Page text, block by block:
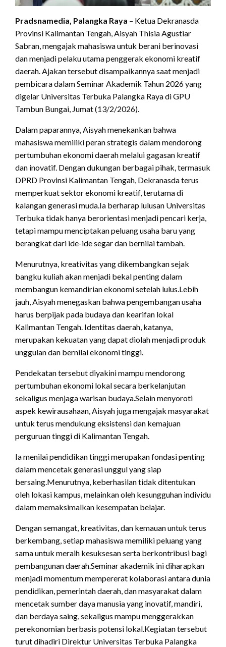
Pradsnamedia, Palangka Raya – Ketua Dekranasda
Provinsi Kalimantan Tengah, Aisyah Thisia Agustiar
Sabran, mengajak mahasiswa untuk berani berinovasi
dan menjadi pelaku utama penggerak ekonomi kreatif
daerah. Ajakan tersebut disampaikannya saat menjadi
pembicara dalam Seminar Akademik Tahun 2026 yang
digelar Universitas Terbuka Palangka Raya di GPU
Tambun Bungai, Jumat (13/2/2026).
Dalam paparannya, Aisyah menekankan bahwa
mahasiswa memiliki peran strategis dalam mendorong
pertumbuhan ekonomi daerah melalui gagasan kreatif
dan inovatif. Dengan dukungan berbagai pihak, termasuk
DPRD Provinsi Kalimantan Tengah, Dekranasda terus
memperkuat sektor ekonomi kreatif, terutama di
kalangan generasi muda.Ia berharap lulusan Universitas
Terbuka tidak hanya berorientasi menjadi pencari kerja,
tetapi mampu menciptakan peluang usaha baru yang
berangkat dari ide-ide segar dan bernilai tambah.
Menurutnya, kreativitas yang dikembangkan sejak
bangku kuliah akan menjadi bekal penting dalam
membangun kemandirian ekonomi setelah lulus.Lebih
jauh, Aisyah menegaskan bahwa pengembangan usaha
harus berpijak pada budaya dan kearifan lokal
Kalimantan Tengah. Identitas daerah, katanya,
merupakan kekuatan yang dapat diolah menjadi produk
unggulan dan bernilai ekonomi tinggi.
Pendekatan tersebut diyakini mampu mendorong
pertumbuhan ekonomi lokal secara berkelanjutan
sekaligus menjaga warisan budaya.Selain menyoroti
aspek kewirausahaan, Aisyah juga mengajak masyarakat
untuk terus mendukung eksistensi dan kemajuan
perguruan tinggi di Kalimantan Tengah.
Ia menilai pendidikan tinggi merupakan fondasi penting
dalam mencetak generasi unggul yang siap
bersaing.Menurutnya, keberhasilan tidak ditentukan
oleh lokasi kampus, melainkan oleh kesungguhan individu
dalam memaksimalkan kesempatan belajar.
Dengan semangat, kreativitas, dan kemauan untuk terus
berkembang, setiap mahasiswa memiliki peluang yang
sama untuk meraih kesuksesan serta berkontribusi bagi
pembangunan daerah.Seminar akademik ini diharapkan
menjadi momentum mempererat kolaborasi antara dunia
pendidikan, pemerintah daerah, dan masyarakat dalam
mencetak sumber daya manusia yang inovatif, mandiri,
dan berdaya saing, sekaligus mampu menggerakkan
perekonomian berbasis potensi lokal.Kegiatan tersebut
turut dihadiri Direktur Universitas Terbuka Palangka